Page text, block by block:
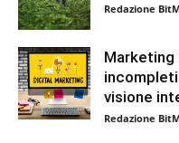
Redazione
visione
Redazione